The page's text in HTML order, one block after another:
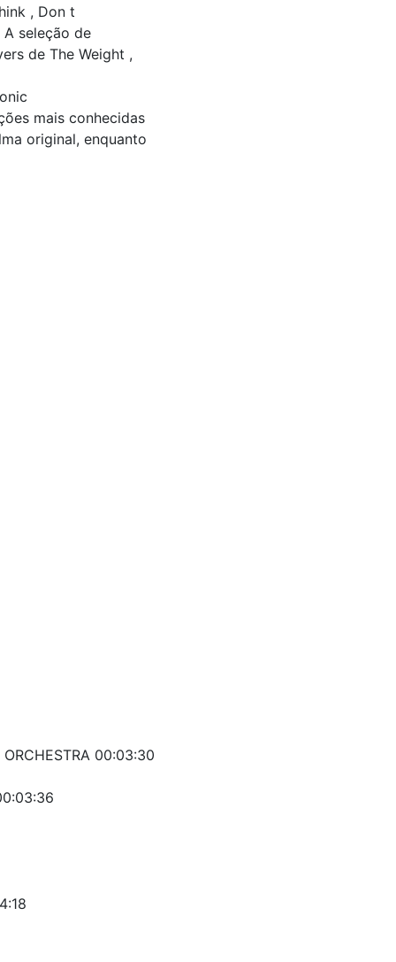
, Don t
seleção de
de The Weight ,
mais conhecidas
original, enquanto
00:03:30